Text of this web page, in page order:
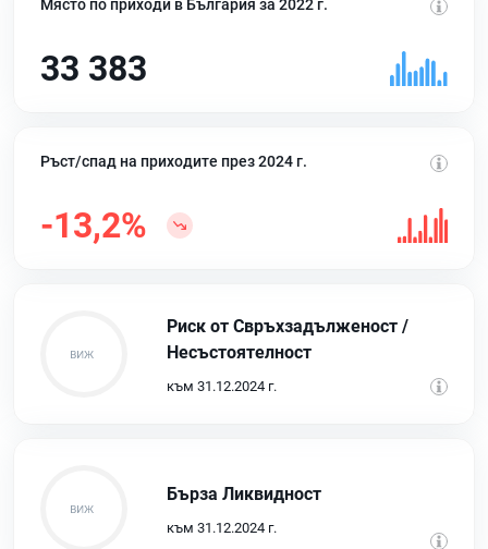
Място по приходи в България за 2022 г.
33 383
Ръст/спад на приходите през 2024 г.
-13,2%
Риск от Свръхзадълженост /
Несъстоятелност
към 31.12.2024 г.
Бърза Ликвидност
към 31.12.2024 г.